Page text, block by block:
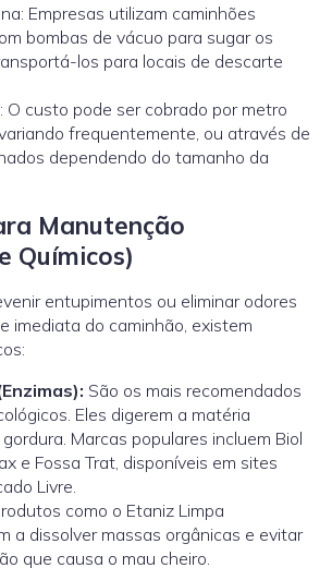
Empresas utilizam caminhões
bombas de vácuo para sugar os
los para locais de descarte
O custo pode ser cobrado por metro
frequentemente, ou através de
dependendo do tamanho da
Manutenção
Químicos)
entupimentos ou eliminar odores
imediata do caminhão, existem
São os mais recomendados
Eles digerem a matéria
Marcas populares incluem Biol
e Fossa Trat, disponíveis em sites
Livre.
como o Etaniz Limpa
a dissolver massas orgânicas e evitar
que causa o mau cheiro.